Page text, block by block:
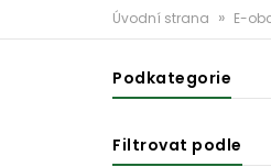
Úvodní strana » E-
Podkategorie
Filtrovat podle